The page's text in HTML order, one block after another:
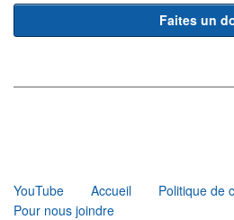
Faites un
YouTube
Accueil
Politique de
Pour nous joindre